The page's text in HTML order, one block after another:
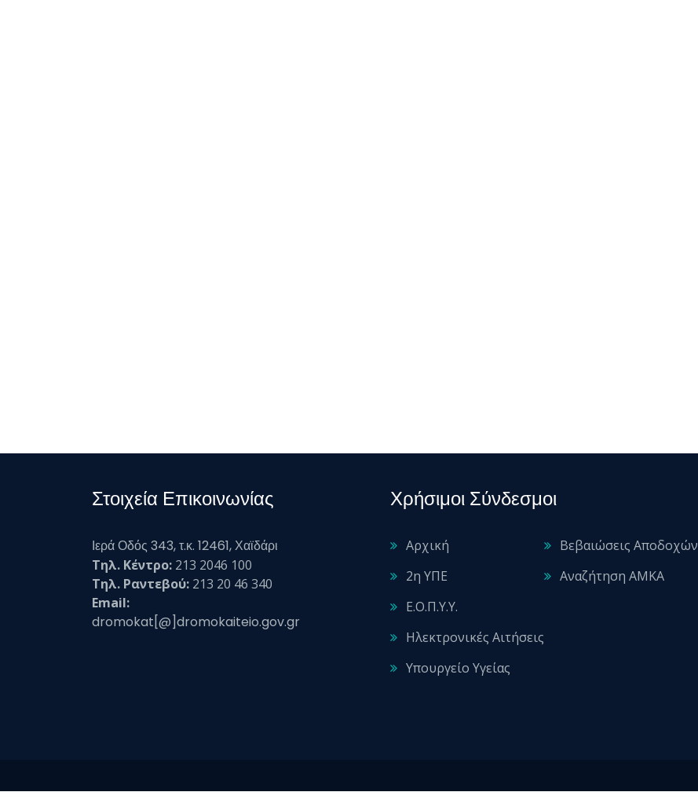
Στοιχεία Επικοινωνίας
Ιερά Οδός 343, τ.κ. 12461, Χαϊδάρι
Τηλ. Κέντρο: 213 2046 100
Τηλ. Ραντεβού: 213 20 46 340
Email:
dromokat[@]dromokaiteio.gov.gr
Χρήσιμοι Σύνδεσμοι
Αρχική
2η ΥΠΕ
Ε.Ο.Π.Υ.Υ.
Ηλεκτρονικές Αιτήσεις
Υπουργείο Υγείας
Βεβαιώσεις Αποδοχών
Αναζήτηση ΑΜΚΑ